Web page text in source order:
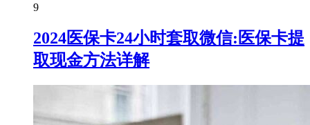
9
2024医保卡24小时套取微信:医保卡提
取现金方法详解